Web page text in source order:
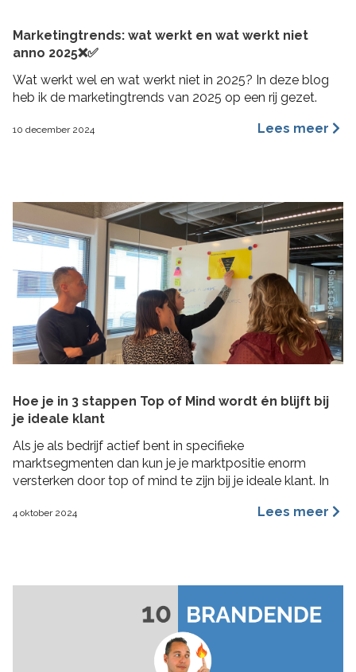
Marketingtrends: wat werkt en wat werkt niet
anno 2025❌✅
Wat werkt wel en wat werkt niet in 2025? In deze blog
heb ik de marketingtrends van 2025 op een rij gezet.
10 december 2024 Lees meer
Hoe je in 3 stappen Top of Mind wordt én blijft bij
je ideale klant
Als je als bedrijf actief bent in specifieke
marktsegmenten dan kun je je marktpositie enorm
versterken door top of mind te zijn bij je ideale klant. In
of Mind positie kunt veroveren bij je ideale klant met de
4 oktober 2024 Lees meer